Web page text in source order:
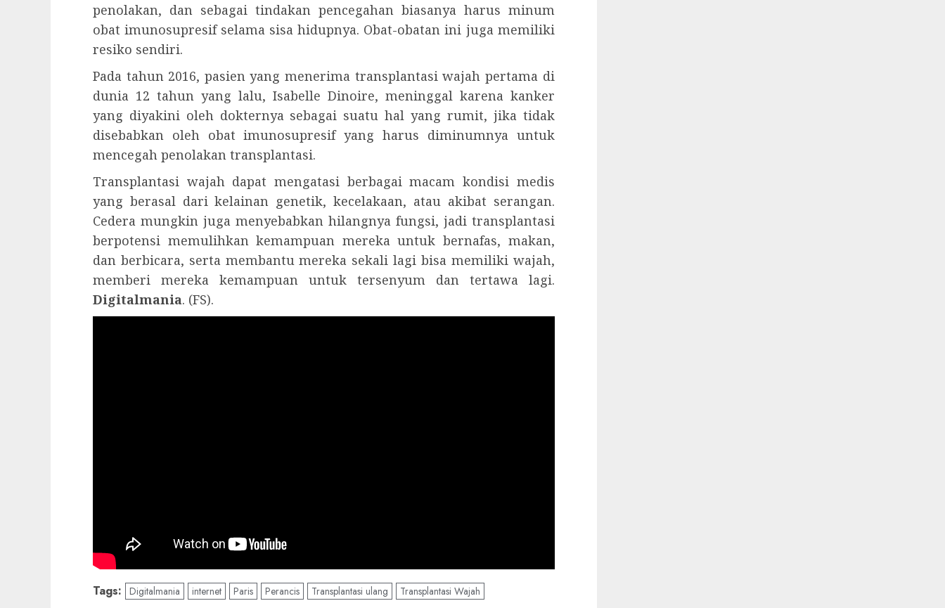
penolakan, dan sebagai tindakan pencegahan biasanya harus minum
obat imunosupresif selama sisa hidupnya. Obat-obatan ini juga memiliki
resiko sendiri.
Pada tahun 2016, pasien yang menerima transplantasi wajah pertama di
dunia 12 tahun yang lalu, Isabelle Dinoire, meninggal karena kanker
yang diyakini oleh dokternya sebagai suatu hal yang rumit, jika tidak
disebabkan oleh obat imunosupresif yang harus diminumnya untuk
mencegah penolakan transplantasi.
Transplantasi wajah dapat mengatasi berbagai macam kondisi medis
yang berasal dari kelainan genetik, kecelakaan, atau akibat serangan.
Cedera mungkin juga menyebabkan hilangnya fungsi, jadi transplantasi
berpotensi memulihkan kemampuan mereka untuk bernafas, makan,
dan berbicara, serta membantu mereka sekali lagi bisa memiliki wajah,
memberi mereka kemampuan untuk tersenyum dan tertawa lagi.
Digitalmania. (FS).
Tags: Digitalmania internet Paris Perancis Transplantasi ulang Transplantasi Wajah